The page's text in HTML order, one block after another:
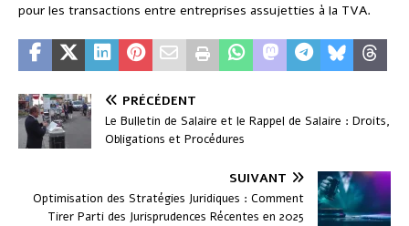
pour les transactions entre entreprises assujetties à la TVA.
PRÉCÉDENT
Le Bulletin de Salaire et le Rappel de Salaire : Droits,
Obligations et Procédures
SUIVANT
Optimisation des Stratégies Juridiques : Comment
Tirer Parti des Jurisprudences Récentes en 2025